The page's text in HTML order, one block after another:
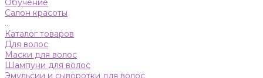
Обучение
Салон красоты
...
Каталог товаров
Для волос
Маски для волос
Шампуни для волос
Эмульсии и сыворотки для волос